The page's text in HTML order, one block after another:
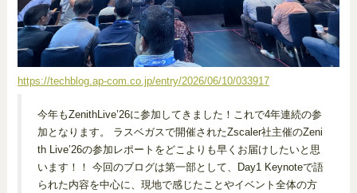
https://techblog.ap-com.co.jp/entry/2026/06/10/033917
今年もZenithLive’26に参加してきました！これで4年連続の参
加となります。 ラスベガスで開催されたZscaler社主催のZeni
th Live’26の参加レポートをどこよりも早くお届けしたいと思
います！！ 今回のブログは第一部として、Day1 Keynoteで語
られた内容を中心に、現地で感じたことやイベント全体の方